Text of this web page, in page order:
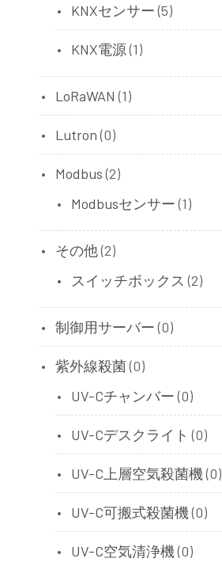
KNXセンサー (5)
KNX電源(1)
LoRaWAN (1)
Lutron (0)
Modbus (2)
Modbusセンサー (1)
その他(2)
スイッチボックス (2)
制御用サーバー (0)
紫外線殺菌(0)
UV-Cチャンバー (0)
UV-Cデスクライト (0)
UV-C上層空気殺菌機 (0)
UV-C可搬式殺菌機 (0)
UV-C空気清浄機 (0)